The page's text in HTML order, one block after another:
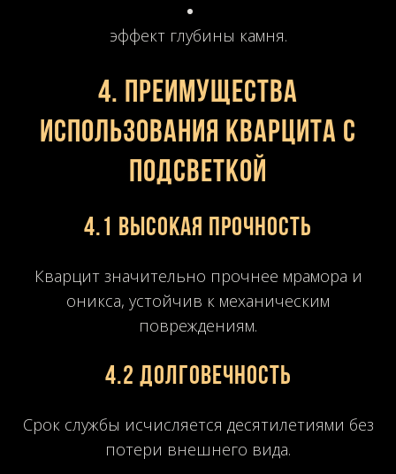
эффект глубины камня.
4. Преимущества
использования кварцита с
подсветкой
4.1 Высокая прочность
Кварцит значительно прочнее мрамора и
оникса, устойчив к механическим
повреждениям.
4.2 Долговечность
Срок службы исчисляется десятилетиями без
потери внешнего вида.